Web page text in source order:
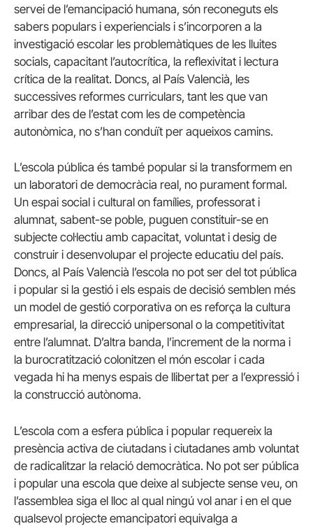
servei de l’emancipació humana, són reconeguts els
sabers populars i experiencials i s’incorporen a la
investigació escolar les problemàtiques de les lluites
socials, capacitant l’autocrítica, la reflexivitat i lectura
crítica de la realitat. Doncs, al País Valencià, les
successives reformes curriculars, tant les que van
arribar des de l’estat com les de competència
autonòmica, no s’han conduït per aqueixos camins.
L’escola pública és també popular si la transformem en
un laboratori de democràcia real, no purament formal.
Un espai social i cultural on famílies, professorat i
alumnat, sabent-se poble, puguen constituir-se en
subjecte col·lectiu amb capacitat, voluntat i desig de
construir i desenvolupar el projecte educatiu del país.
Doncs, al País Valencià l’escola no pot ser del tot pública
i popular si la gestió i els espais de decisió semblen més
un model de gestió corporativa on es reforça la cultura
empresarial, la direcció unipersonal o la competitivitat
entre l’alumnat. D’altra banda, l’increment de la norma i
la burocratització colonitzen el món escolar i cada
vegada hi ha menys espais de llibertat per a l’expressió i
la construcció autònoma.
L’escola com a esfera pública i popular requereix la
presència activa de ciutadans i ciutadanes amb voluntat
de radicalitzar la relació democràtica. No pot ser pública
i popular una escola que deixe al subjecte sense veu, on
l’assemblea siga el lloc al qual ningú vol anar i en el que
qualsevol projecte emancipatori equivalga a